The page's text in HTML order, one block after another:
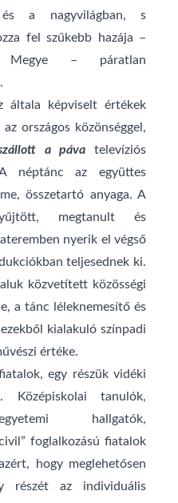
és a nagyvilágban, s
fel szűkebb hazája –
Megye – páratlan
általa képviselt értékek
országos közönséggel,
a páva televíziós
néptánc az együttes
összetartó anyaga. A
megtanult és
nyerik el végső
teljesednek ki.
közvetített közösségi
a tánc léleknemesítő és
kialakuló színpadi
értéke.
egy részük vidéki
Középiskolai tanulók,
hallgatók,
foglalkozású fiatalok
hogy meglehetősen
részét az individuális